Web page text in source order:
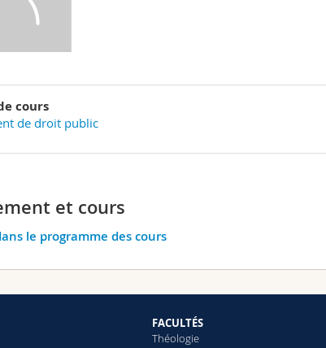
cours
de droit public
et cours
le programme des cours
FACULTÉS
Théologie